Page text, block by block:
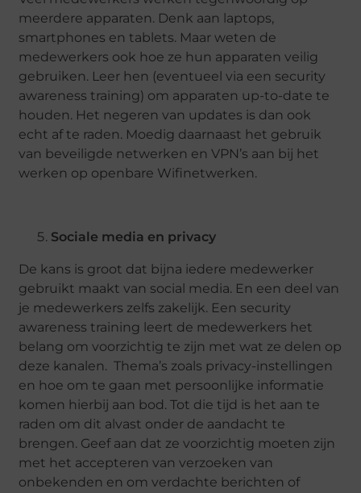
meerdere apparaten. Denk aan laptops,
smartphones en tablets. Maar weten de
medewerkers ook hoe ze hun apparaten veilig
gebruiken. Leer hen (eventueel via een security
awareness training) om apparaten up-to-date te
houden. Het negeren van updates is dan ook
echt af te raden. Moedig daarnaast het gebruik
van beveiligde netwerken en VPN’s aan bij het
werken op openbare Wifinetwerken.
Sociale media en privacy
De kans is groot dat bijna iedere medewerker
gebruikt maakt van social media. En een deel van
je medewerkers zelfs zakelijk. Een security
awareness training leert de medewerkers het
belang om voorzichtig te zijn met wat ze delen op
deze kanalen. Thema’s zoals privacy-instellingen
en hoe om te gaan met persoonlijke informatie
komen hierbij aan bod. Tot die tijd is het aan te
raden om dit alvast onder de aandacht te
brengen. Geef aan dat ze voorzichtig moeten zijn
met het accepteren van verzoeken van
onbekenden en om verdachte berichten of